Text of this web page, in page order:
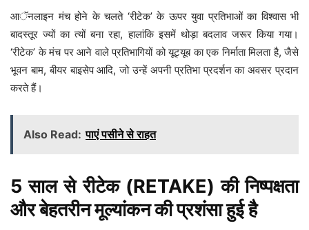
आॅनलाइन मंच होने के चलते ‘रीटेक’ के ऊपर युवा प्रतिभाओं का विश्वास भी
बादस्तूर ज्यों का त्यों बना रहा, हालांकि इसमें थोड़ा बदलाव जरूर किया गया।
‘रीटेक’ के मंच पर आने वाले प्रतिभागियों को यूट्यूब का एक निर्माता मिलता है, जैसे
भूवन बाम, बीयर बाइसेप आदि, जो उन्हें अपनी प्रतिभा प्रदर्शन का अवसर प्रदान
करते हैं।
Also Read: पाएं पसीने से राहत
5 साल से रीटेक (RETAKE) की निष्पक्षता
और बेहतरीन मूल्यांकन की प्रशंसा हुई है